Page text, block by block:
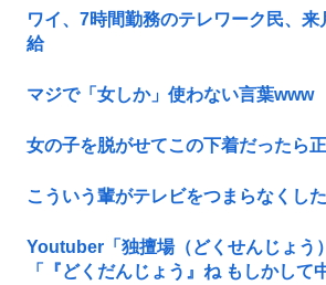
ワイ、7時間勤務のテレワーク民、
給
マジで「女しか」使わない言葉www
女の子を脱がせてこの下着だったら
こういう輩がテレビをつまらなくし
Youtuber「独擅場（どくせんじょう
「『どくだんじょう』ね もしかして